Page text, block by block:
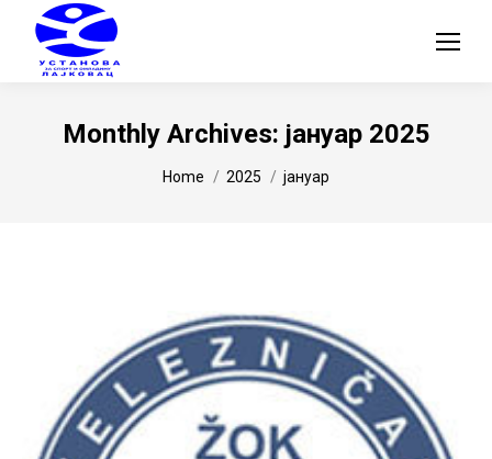
Monthly Archives: јануар 2025
Home 2025 јануар